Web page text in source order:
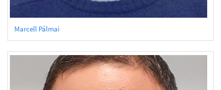
Marcell Pálmai